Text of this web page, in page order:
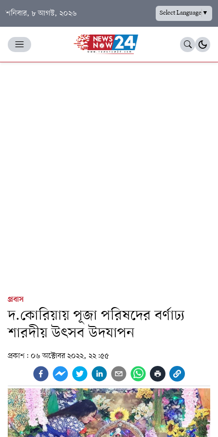
শনিবার, ৮ আগস্ট, ২০২৬ Select Language▼
প্রবাস
দ.কোরিয়ায় পূজা পরিষদের বর্ণাঢ্য
শারদীয় উৎসব উদযাপন
প্রকাশ: ০৬ অক্টোবর ২০২২, ২২:৫৫